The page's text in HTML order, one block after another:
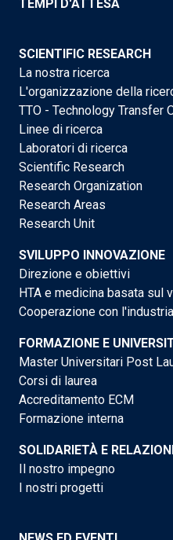
TEMPI D'ATTESA
SCIENTIFIC RESEARCH
La nostra ricerca
L'organizzazione della
TTO - Technology Transfer
Linee di ricerca
Laboratori di ricerca
Scientific Research
Research Organization
Research Areas
Research Unit
SVILUPPO INNOVAZIONE
Direzione e obiettivi
HTA e medicina basata sul
Cooperazione con l'industria
FORMAZIONE E
Master Universitari Post
Corsi di laurea
Accreditamento ECM
Formazione interna
SOLIDARIETÀ E
Il nostro impegno
I nostri progetti